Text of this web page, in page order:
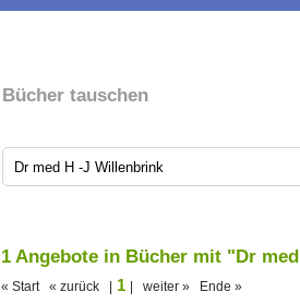
Bücher tauschen
1 Angebote in Bücher mit "Dr
« Start « zurück | 1 | weiter » Ende »